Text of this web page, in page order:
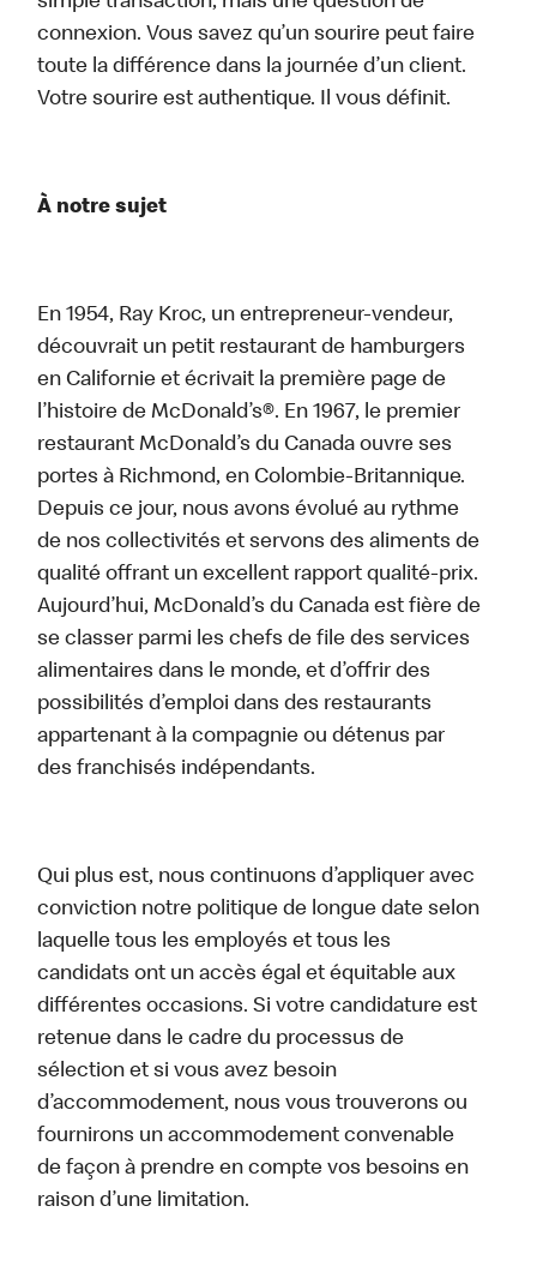
connexion. Vous savez qu’un sourire peut faire
toute la différence dans la journée d’un client.
Votre sourire est authentique. Il vous définit.
À notre sujet
En 1954, Ray Kroc, un entrepreneur-vendeur,
découvrait un petit restaurant de hamburgers
en Californie et écrivait la première page de
l’histoire de McDonald’s®. En 1967, le premier
restaurant McDonald’s du Canada ouvre ses
portes à Richmond, en Colombie-Britannique.
Depuis ce jour, nous avons évolué au rythme
de nos collectivités et servons des aliments de
qualité offrant un excellent rapport qualité-prix.
Aujourd’hui, McDonald’s du Canada est fière de
se classer parmi les chefs de file des services
alimentaires dans le monde, et d’offrir des
possibilités d’emploi dans des restaurants
appartenant à la compagnie ou détenus par
des franchisés indépendants.
Qui plus est, nous continuons d’appliquer avec
conviction notre politique de longue date selon
laquelle tous les employés et tous les
candidats ont un accès égal et équitable aux
différentes occasions. Si votre candidature est
retenue dans le cadre du processus de
sélection et si vous avez besoin
d’accommodement, nous vous trouverons ou
fournirons un accommodement convenable
de façon à prendre en compte vos besoins en
raison d’une limitation.